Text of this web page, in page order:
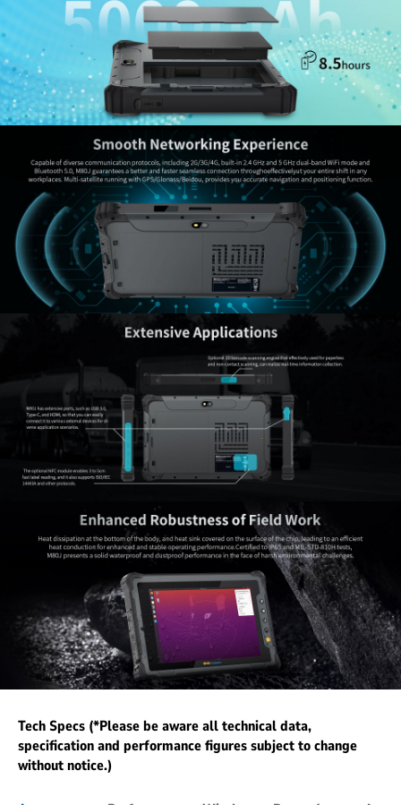
Tech Specs (*Please be aware all technical data,
specification and performance figures subject to change
without notice.)